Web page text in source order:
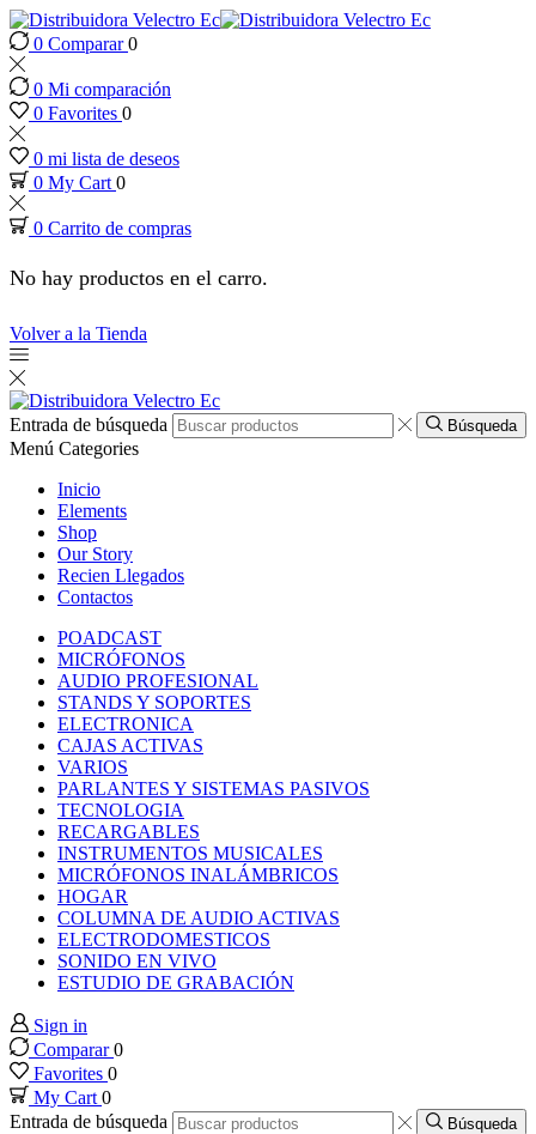
panel
panel
paketleri
panel
panel
panel
panel
panel
panel
panel
panel
panel
panel
panel
0 Comparar0
0 Mi comparación
0 Favorites 0
0 mi lista de deseos
0 My Cart 0
0 Carrito de compras
No hay productos en el carro.
Volver a la Tienda
Entrada de búsqueda Búsqueda
Menú Categories
Inicio
Elements
Shop
Our Story
Recien Llegados
Contactos
POADCAST
MICRÓFONOS
AUDIO PROFESIONAL
STANDS Y SOPORTES
ELECTRONICA
CAJAS ACTIVAS
VARIOS
PARLANTES Y SISTEMAS PASIVOS
TECNOLOGIA
RECARGABLES
INSTRUMENTOS MUSICALES
MICRÓFONOS INALÁMBRICOS
HOGAR
COLUMNA DE AUDIO ACTIVAS
ELECTRODOMESTICOS
SONIDO EN VIVO
ESTUDIO DE GRABACIÓN
Sign in
Comparar0
Favorites 0
My Cart0
Entrada de búsqueda
Búsqueda